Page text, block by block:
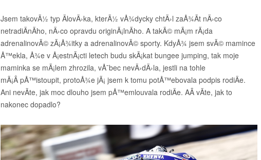
Jsem takovÃ½ typ ÄlovÄ›ka, kterÃ½ vÅ¾dycky chtÄ›l zaÅ¾Ã­t nÄ›co
netradiÄnÃ­ho, nÄ›co opravdu originÃ¡lnÃ­ho. A takÃ© mÃ¡m rÃ¡da
adrenalinovÃ© zÃ¡Å¾itky a adrenalinovÃ© sporty. KdyÅ¾ jsem svÃ© mamince
Å™ekla, Å¾e v Å¡estnÃ¡cti letech budu skÃ¡kat bungee jumping, tak moje
maminka se mÃ¡lem zhrozila, vÅ¯bec nevÄ›dÄ›la, jestli na tohle
mÃ¡Â pÅ™istoupit, protoÅ¾e jÃ¡ jsem k tomu potÅ™ebovala podpis rodiÄe.
Ani nevÃ­te, jak moc dlouho jsem pÅ™emlouvala rodiÄe. AÂ vÃ­te, jak to
nakonec dopadlo?